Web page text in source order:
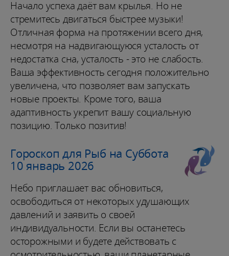
Начало успеха даёт вам крылья. Но не
стремитесь двигаться быстрее музыки!
Отличная форма на протяжении всего дня,
несмотря на надвигающуюся усталость от
недостатка сна, усталость - это не слабость.
Ваша эффективность сегодня положительно
увеличена, что позволяет вам запускать
новые проекты. Кроме того, ваша
адаптивность укрепит вашу социальную
позицию. Только позитив!
Гороскоп для Рыб на Суббота
10 январь 2026
Небо приглашает вас обновиться,
освободиться от некоторых удушающих
давлений и заявить о своей
индивидуальности. Если вы останетесь
осторожными и будете действовать с